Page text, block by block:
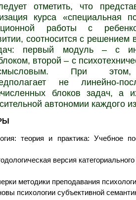
отметить, что
курса «специальная
работы с
соотносится с решением
первый модуль – с
второй – с
При этом,
не линейно-
блоков задач, а
автономии каждого
теория и практика: Учебное
версия категориального
методики преподавания
психологии субъективной